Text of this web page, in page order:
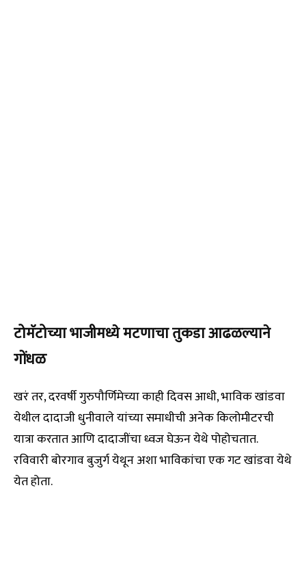
टोमॅटोच्या भाजीमध्ये मटणाचा तुकडा आढळल्याने
गोंधळ
खरं तर, दरवर्षी गुरुपौर्णिमेच्या काही दिवस आधी, भाविक खांडवा
येथील दादाजी धुनीवाले यांच्या समाधीची अनेक किलोमीटरची
यात्रा करतात आणि दादाजींचा ध्वज घेऊन येथे पोहोचतात.
रविवारी बोरगाव बुजुर्ग येथून अशा भाविकांचा एक गट खांडवा येथे
येत होता.